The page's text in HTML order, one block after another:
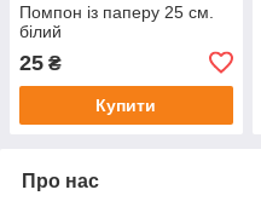
Помпон із паперу 25 см.
білий
25 ₴
Купити
Про нас